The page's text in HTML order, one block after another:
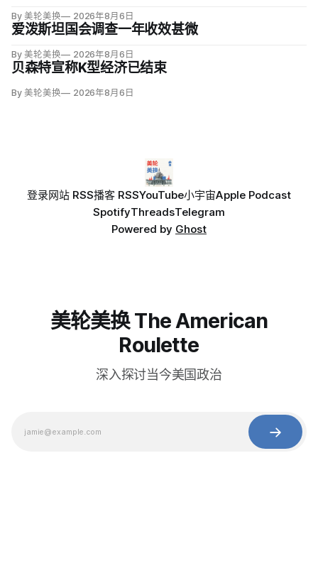
By 美轮美换 2026年8月6日
爱泼斯坦国会调查一年收效甚微
By 美轮美换 2026年8月6日
贝森特宣称K型经济已结束
By 美轮美换 2026年8月6日
登录网站 RSS播客 RSSYouTube小宇宙Apple Podcast
SpotifyThreadsTelegram
Powered by Ghost
美轮美换 The American
Roulette
深入探讨当今美国政治